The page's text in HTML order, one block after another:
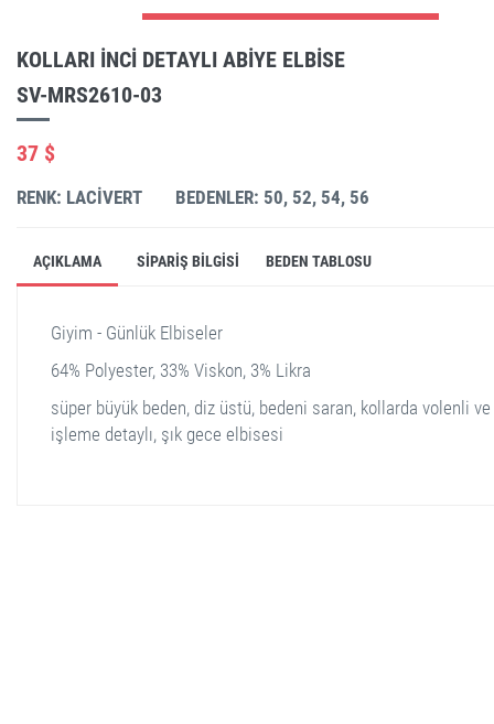
KOLLARI INCI DETAYLI ABIYE ELBISE
SV-MRS2610-03
37 $
RENK: LACIVERT BEDENLER: 50, 52, 54, 56
AÇIKLAMA SIPARIŞ BILGISI BEDEN TABLOSU
Giyim - Günlük Elbiseler
64% Polyester, 33% Viskon, 3% Likra
süper büyük beden, diz üstü, bedeni saran, kollarda volenli
işleme detaylı, şık gece elbisesi